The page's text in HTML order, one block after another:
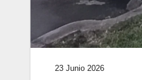
23 Junio 2026